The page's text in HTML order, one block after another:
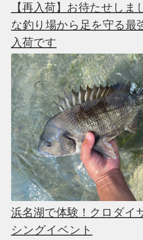
【再入荷】お待たせしま
な釣り場から足を守る最
入荷です
浜名湖で体験！クロダイ
シングイベント